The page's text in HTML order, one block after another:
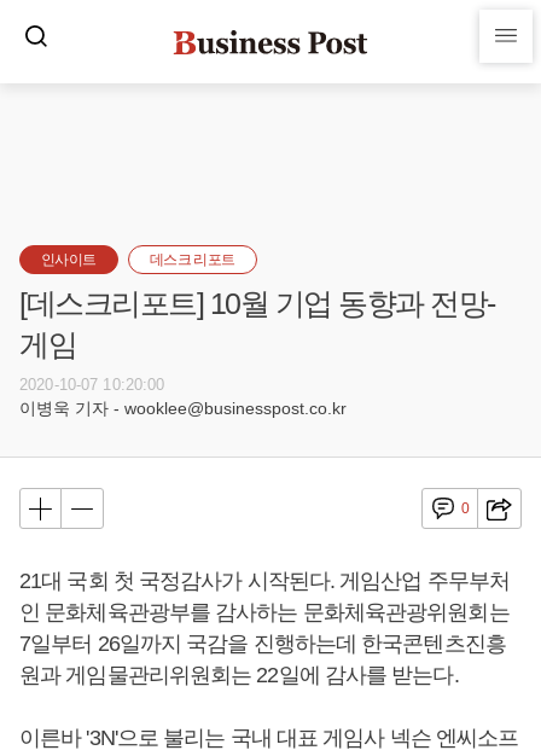
인사이트 데스크 리포트
[데스크리포트] 10월 기업 동향과 전망-
게임
2020-10-07 10:20:00
이병욱 기자 - wooklee@businesspost.co.kr
0
21대 국회 첫 국정감사가 시작된다. 게임산업 주무부처
인 문화체육관광부를 감사하는 문화체육관광위원회는
7일부터 26일까지 국감을 진행하는데 한국콘텐츠진흥
원과 게임물관리위원회는 22일에 감사를 받는다.
이른바 '3N'으로 불리는 국내 대표 게임사 넥슨 엔씨소프